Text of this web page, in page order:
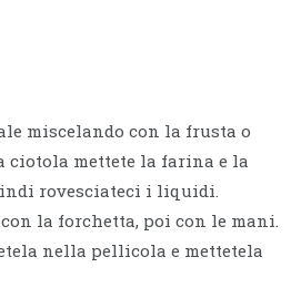
miscelando con la frusta o
ciotola mettete la farina e la
rovesciateci i liquidi.
la forchetta, poi con le mani.
nella pellicola e mettetela